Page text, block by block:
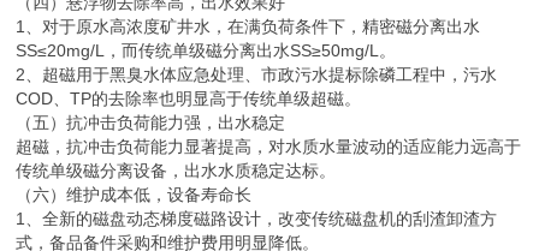
并经大量工程运行检验，实现了性、经济性、可靠性的较好结合。